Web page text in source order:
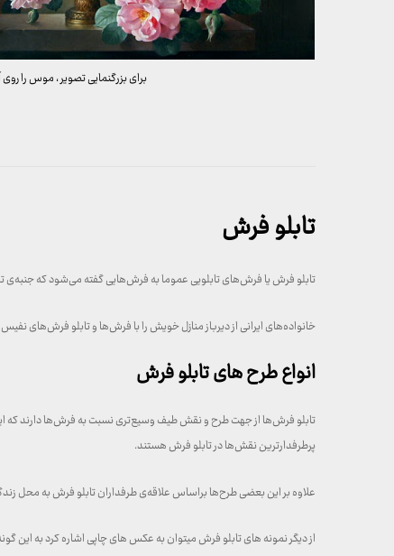
برای بزرگنمایی تصویر ، موس را
تابلو فرش
تابلو فرش یا فرش‌های تابلویی عموما به فرش‌هایی گفته می‌شود که جنبه‌ی
خانواده‌های ایرانی از دیرباز منازل خویش را با فرش‌ها و تابلو فرش‌های
انواع طرح‌ های تابلو فرش
تابلو فرش‌ها از جهت طرح و نقش طیف وسیع‌تری نسبت به فرش‌ها دارند که
پرطرفدارترین نقش‌ها در تابلو فرش هستند.
علاوه بر این بعضی طرح‌ها براساس علاقه‌ی طرفداران تابلو فرش به محل
از دیگر نمونه های تابلو فرش میتوان به عکس های چاپی اشاره کرد به